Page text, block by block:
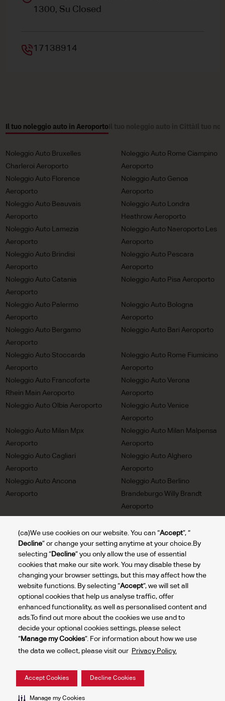
(ca)We use cookies on our website. You can “Accept”, “
Decline” or change your setting anytime at your choice.By
selecting “ Decline” you only allow the use of essential
cookies that make our site work. You may disable these by
changing your browser settings, but this may affect how the
website functions. By selecting “Accept”, we will set all
optional cookies that help us analyse traffic, offer
enhanced functionality, as well as personalised content and
ads.To find out more about the cookies we use and to
decide your optional cookies settings, please select
“Manage my Cookies”. For information about how we use
the data we collect, please visit our Privacy Policy.
Accept Cookies Decline Cookies
Manage my Cookies
1300, Su Closed
17138914
Il tuo noleggio auto in Aeroporto
Noleggio Auto Bruxelles
Charleroi Aeroporto
Noleggio Auto Rome Ciampino
Aeroporto
Noleggio Auto Florence
Aeroporto
Noleggio Auto Genoa
Aeroporto
Noleggio Auto Beauvais
Aeroporto
Noleggio Auto Londra
Heathrow Aeroporto
Noleggio Auto Lamezia
Aeroporto
Noleggio Auto Naeroporto Les
Aeroporto
Noleggio Auto Brindisi
Aeroporto
Noleggio Auto Pescara
Aeroporto
Noleggio Auto Catania
Aeroporto
Noleggio Auto Pisa Aeroporto
Noleggio Auto Palermo
Aeroporto
Noleggio Auto Bologna
Aeroporto
Noleggio Auto Bergamo
Aeroporto
Noleggio Auto Bari Aeroporto
Noleggio Auto Stoccarda
Aeroporto
Noleggio Auto Rome Fiumicino
Aeroporto
Noleggio Auto Francoforte
Rhein Main Aeroporto
Noleggio Auto Verona
Aeroporto
Noleggio Auto Olbia Aeroporto
Noleggio Auto Venice
Aeroporto
Noleggio Auto Milan Mpx
Aeroporto
Noleggio Auto Milan Malpensa
Aeroporto
Noleggio Auto Cagliari
Aeroporto
Noleggio Auto Alghero
Aeroporto
Noleggio Auto Ancona
Aeroporto
Noleggio Auto Berlino
Brandeburgo Willy Brandt
Aeroporto
Aeroporto
Aeroporto
Noleggio Auto Turin Aeroporto
Noleggio Auto Lione Saint
Exupery Aeroporto
Noleggio Auto Bolzano
Aeroporto
Noleggio Auto Reggio Calabria
Aeroporto
Noleggio Auto Comiso
Aeroporto Ciy
Noleggio Auto Rome Aeroporto
Politica Aziendale per la Tutela della Privacy
Condizioni di Utilizzo